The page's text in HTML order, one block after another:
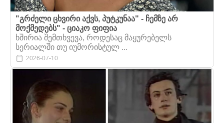
"გრძელი ცხვირი აქვს, პუტკუნაა" - ჩემზე არ
მოქმედებს" - ციაკო ფიფია
ხშირია შემთხვევა, როდესაც მაყურებელს
სერიალში თუ იუმორისტულ ...
2026-07-10